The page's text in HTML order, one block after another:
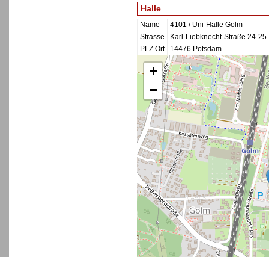
Halle
Name
4101 / Uni-Halle Golm
Strasse
Karl-Liebknecht-Straße 24-
PLZ Ort
14476 Potsdam
+
−